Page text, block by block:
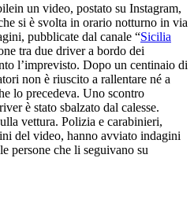
un video, postato su Instagram,
si è svolta in orario notturno in via
pubblicate dal canale “Sicilia
tra due driver a bordo dei
l’imprevisto. Dopo un centinaio di
non è riuscito a rallentare né a
lo precedeva. Uno scontro
è stato sbalzato dal calesse.
vettura. Polizia e carabinieri,
del video, hanno avviato indagini
persone che li seguivano su